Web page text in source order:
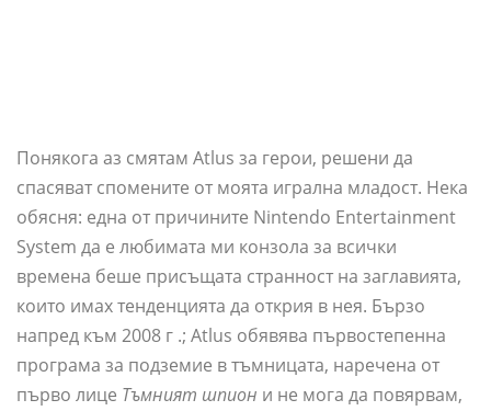
Понякога аз смятам Atlus за герои, решени да
спасяват спомените от моята игрална младост. Нека
обясня: една от причините Nintendo Entertainment
System да е любимата ми конзола за всички
времена беше присъщата странност на заглавията,
които имах тенденцията да открия в нея. Бързо
напред към 2008 г .; Atlus обявява първостепенна
програма за подземие в тъмницата, наречена от
първо лице Тъмният шпион и не мога да повярвам,